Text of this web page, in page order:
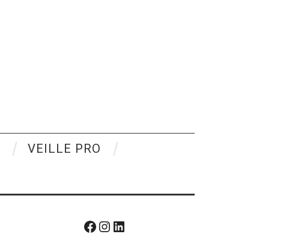
VEILLE PRO
Facebook
Instagram
LinkedIn